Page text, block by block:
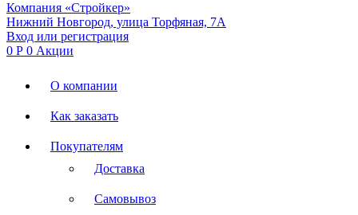
Компания «Стройкер»
Нижний Новгород, улица Торфяная, 7А
Вход или регистрация
0 Р 0 Акции
О компании
Как заказать
Покупателям
Доставка
Самовывоз